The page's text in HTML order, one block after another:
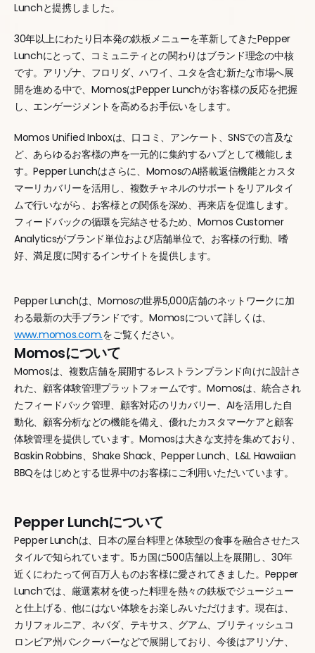
Lunchと提携しました。
30年以上にわたり日本発の鉄板メニューを革新してきたPepper
Lunchにとって、コミュニティとの関わりはブランド理念の中核
です。アリゾナ、フロリダ、ハワイ、ユタを含む新たな市場へ展
開を進める中で、MomosはPepper Lunchがお客様の反応を把握
し、エンゲージメントを高めるお手伝いをします。
Momos Unified Inboxは、口コミ、アンケート、SNSでの言及な
ど、あらゆるお客様の声を一元的に集約するハブとして機能しま
す。Pepper Lunchはさらに、MomosのAI搭載返信機能とカスタ
マーリカバリーを活用し、複数チャネルのサポートをリアルタイ
ムで行いながら、お客様との関係を深め、再来店を促進します。
フィードバックの循環を完結させるため、Momos Customer
Analyticsがブランド単位および店舗単位で、お客様の行動、嗜
好、満足度に関するインサイトを提供します。
Pepper Lunchは、Momosの世界5,000店舗のネットワークに加
わる最新の大手ブランドです。Momosについて詳しくは、
www.momos.com.をご覧ください。
Momosについて
Momosは、複数店舗を展開するレストランブランド向けに設計さ
れた、顧客体験管理プラットフォームです。Momosは、統合され
たフィードバック管理、顧客対応のリカバリー、AIを活用した自
動化、顧客分析などの機能を備え、優れたカスタマーケアと顧客
体験管理を提供しています。Momosは大きな支持を集めており、
Baskin Robbins、Shake Shack、Pepper Lunch、L&L Hawaiian
BBQをはじめとする世界中のお客様にご利用いただいています。
Pepper Lunchについて
Pepper Lunchは、日本の屋台料理と体験型の食事を融合させたス
タイルで知られています。15カ国に500店舗以上を展開し、30年
近くにわたって何百万人ものお客様に愛されてきました。Pepper
Lunchでは、厳選素材を使った料理を熱々の鉄板でジュージュー
と仕上げる、他にはない体験をお楽しみいただけます。現在は、
カリフォルニア、ネバダ、テキサス、グアム、ブリティッシュコ
ロンビア州バンクーバーなどで展開しており、今後はアリゾナ、